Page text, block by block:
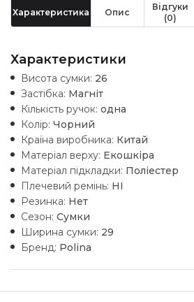
Характеристика Опис
Відгуки
(0)
Характеристики
Висота сумки: 26
Застібка: Магніт
Кількість ручок: одна
Колір: Чорний
Країна виробника: Китай
Матеріал верху: Екошкiра
Матеріал підкладки: Поліестер
Плечевий ремінь: НІ
Резинка: Нет
Сезон: Сумки
Ширина сумки: 29
Бренд: Polina